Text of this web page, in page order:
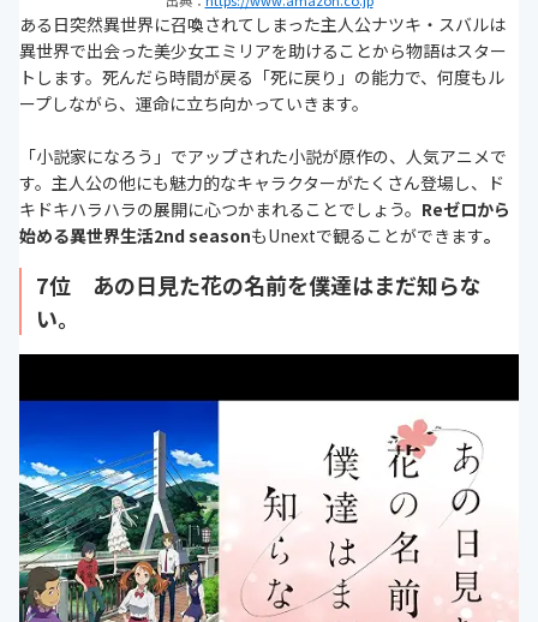
ある日突然異世界に召喚されてしまった主人公ナツキ・スバルは
異世界で出会った美少女エミリアを助けることから物語はスター
トします。死んだら時間が戻る「死に戻り」の能力で、何度もル
ープしながら、運命に立ち向かっていきます。
「小説家になろう」でアップされた小説が原作の、人気アニメで
す。主人公の他にも魅力的なキャラクターがたくさん登場し、ド
キドキハラハラの展開に心つかまれることでしょう。 Reゼロから
始める異世界生活2nd seasonもUnextで観ることができます。
7位 あの日見た花の名前を僕達はまだ知らな
い。